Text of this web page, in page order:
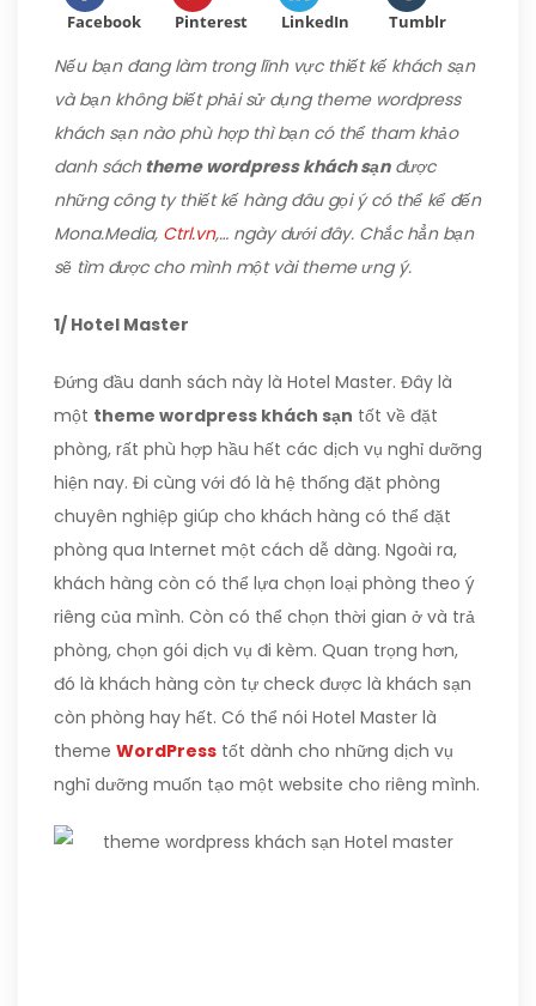
Facebook Pinterest LinkedIn Tumblr
Nếu bạn đang làm trong lĩnh vực thiết kế khách sạn
và bạn không biết phải sử dụng theme wordpress
khách sạn nào phù hợp thì bạn có thể tham khảo
danh sáchtheme wordpress khách sạnđược
những công ty thiết kế hàng đâu gọi ý có thể kể đến
Mona.Media, Ctrl.vn,… ngày dưới đây. Chắc hẳn bạn
sẽ tìm được cho mình một vài theme ưng ý.
1/ Hotel Master
Đứng đầu danh sách này là Hotel Master. Đây là
một theme wordpress khách sạn tốt về đặt
phòng, rất phù hợp hầu hết các dịch vụ nghỉ dưỡng
hiện nay. Đi cùng với đó là hệ thống đặt phòng
chuyên nghiệp giúp cho khách hàng có thể đặt
phòng qua Internet một cách dễ dàng. Ngoài ra,
khách hàng còn có thể lựa chọn loại phòng theo ý
riêng của mình. Còn có thể chọn thời gian ở và trả
phòng, chọn gói dịch vụ đi kèm. Quan trọng hơn,
đó là khách hàng còn tự check được là khách sạn
còn phòng hay hết. Có thể nói Hotel Master là
theme WordPress tốt dành cho những dịch vụ
nghỉ dưỡng muốn tạo một website cho riêng mình.